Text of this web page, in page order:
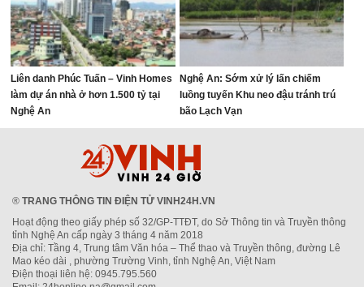
Liên danh Phúc Tuấn – Vinh Homes
làm dự án nhà ở hơn 1.500 tỷ tại
Nghệ An
Nghệ An: Sớm xử lý lấn chiếm
luồng tuyến Khu neo đậu tránh trú
bão Lạch Vạn
® TRANG THÔNG TIN ĐIỆN TỬ VINH24H.VN
Hoạt động theo giấy phép số 32/GP-TTĐT, do Sở Thông tin và Truyền thông
tỉnh Nghệ An cấp ngày 3 tháng 4 năm 2018
Địa chỉ: Tầng 4, Trung tâm Văn hóa – Thể thao và Truyền thông, đường Lê
Mao kéo dài , phường Trường Vinh, tỉnh Nghệ An, Việt Nam
Điện thoại liên hệ: 0945.795.560